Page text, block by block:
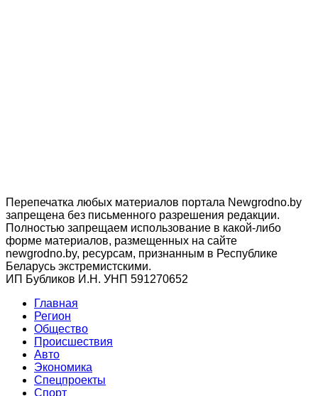
Перепечатка любых материалов портала Newgrodno.by
запрещена без письменного разрешения редакции.
Полностью запрещаем использование в какой-либо
форме материалов, размещенных на сайте
newgrodno.by, ресурсам, признанным в Республике
Беларусь экстремистскими.
ИП Бубликов И.Н. УНП 591270652
Главная
Регион
Общество
Происшествия
Авто
Экономика
Спецпроекты
Cпорт